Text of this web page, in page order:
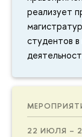
реализует
студентов
22 ИЮЛЯ –